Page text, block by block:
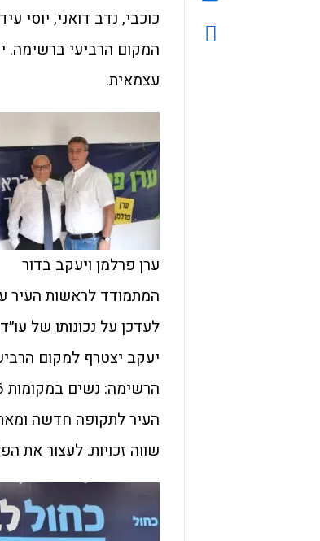
כוכבי, נדב דואני, יוסי
המקום הרביעי ברשימה.
עצמאית.
ערן פרלמן ויעקב בדור
המתמודד לראשות העיר
לעדכן על נכונותו של
יעקב יצטרף למקום
העיר לתקופה חדשה
שווה זכויות. לעצור את